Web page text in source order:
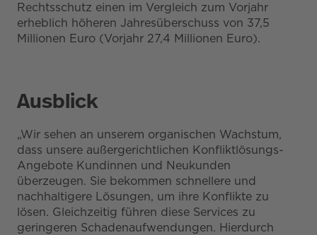
Rechtsschutz einen im Vergleich zum Vorjahr
erheblich höheren Jahresüberschuss von 37,5
Millionen Euro (Vorjahr 27,4 Millionen Euro).
Ausblick
„Wir sehen an unserem organischen Wachstum,
dass unsere außergerichtlichen Konfliktlösungs-
Angebote Kundinnen und Neukunden
überzeugen. Sie bekommen schnellere und
nachhaltigere Lösungen, um ihre Konflikte zu
lösen. Gleichzeitig führen diese Services zu
geringeren Schadenaufwendungen. Hierdurch